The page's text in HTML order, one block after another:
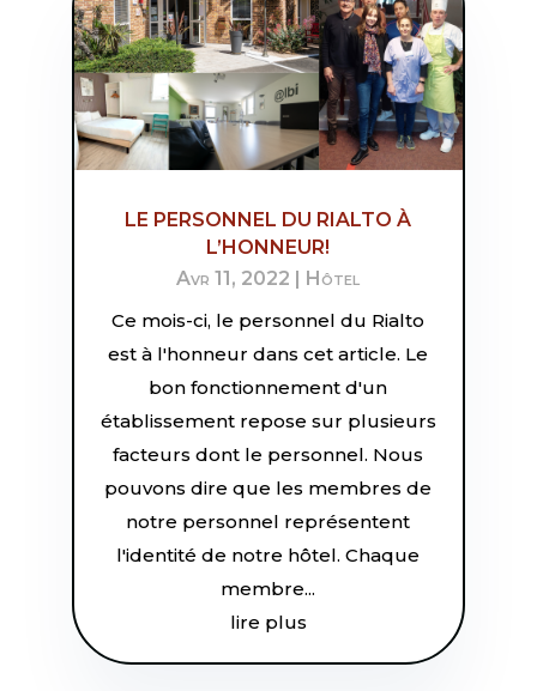
LE PERSONNEL DU RIALTO À
L’HONNEUR!
Avr 11, 2022 | Hôtel
Ce mois-ci, le personnel du Rialto
est à l'honneur dans cet article. Le
bon fonctionnement d'un
établissement repose sur plusieurs
facteurs dont le personnel. Nous
pouvons dire que les membres de
notre personnel représentent
l'identité de notre hôtel. Chaque
membre...
lire plus